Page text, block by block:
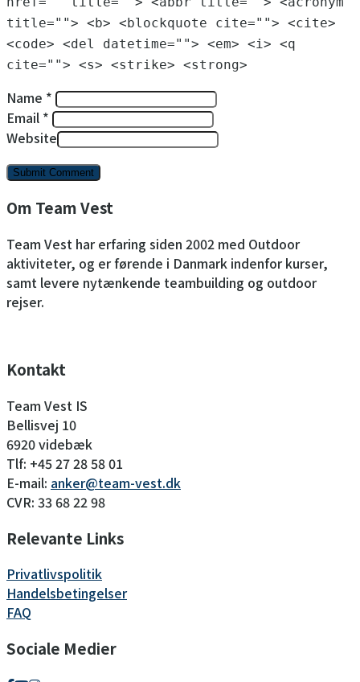
title=""> <b> <blockquote cite=""> <cite>
<code> <del datetime=""> <em> <i> <q
cite=""> <s> <strike> <strong>
Name *
Email *
Website
Om Team Vest
Team Vest har erfaring siden 2002 med Outdoor
aktiviteter, og er førende i Danmark indenfor kurser,
samt levere nytænkende teambuilding og outdoor
rejser.
Kontakt
Team Vest IS
Bellisvej 10
6920 videbæk
Tlf: +45 27 28 58 01
E-mail: anker@team-vest.dk
CVR: 33 68 22 98
Relevante Links
Privatlivspolitik
Handelsbetingelser
FAQ
Sociale Medier